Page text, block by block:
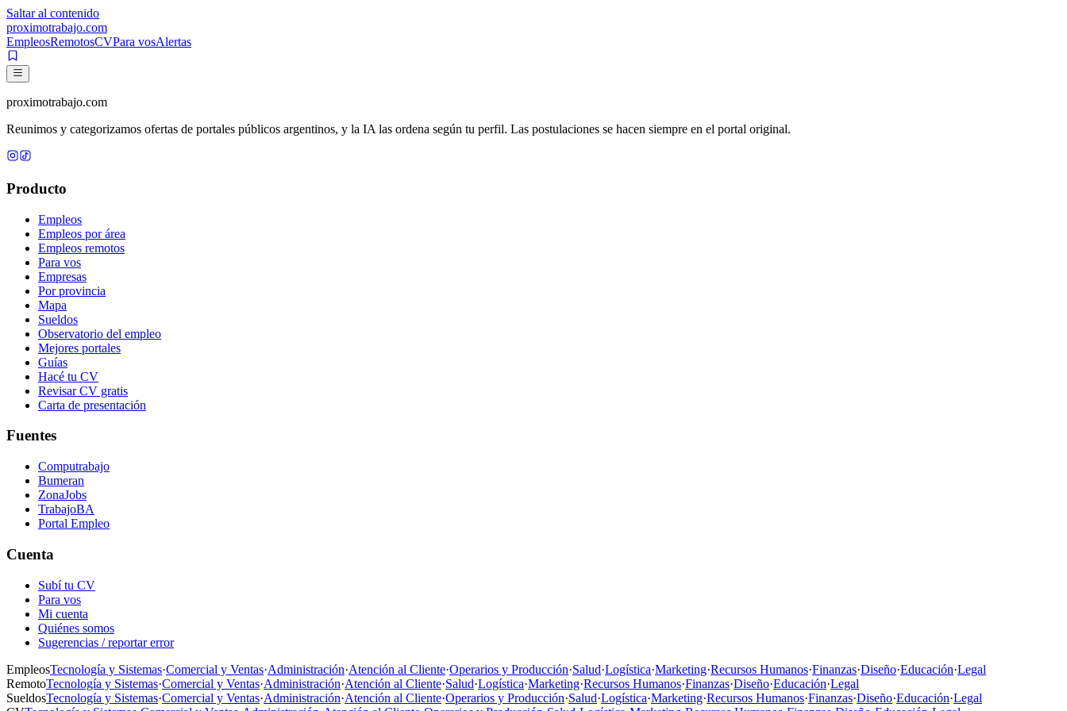
Saltar al contenido
proximotrabajo.com
EmpleosRemotosCVPara vosAlertas
proximotrabajo.com
Reunimos y categorizamos ofertas de portales públicos argentinos, y la IA las ordena según tu perfil. Las postulaciones se hacen siempre en el portal original.
Producto
Empleos
Empleos por área
Empleos remotos
Para vos
Empresas
Por provincia
Mapa
Sueldos
Observatorio del empleo
Mejores portales
Guías
Hacé tu CV
Revisar CV gratis
Carta de presentación
Fuentes
Computrabajo
Bumeran
ZonaJobs
TrabajoBA
Portal Empleo
Cuenta
Subí tu CV
Para vos
Mi cuenta
Quiénes somos
Sugerencias / reportar error
EmpleosTecnología y Sistemas·Comercial y Ventas·Administración·Atención al Cliente·Operarios y Producción·Salud·Logística·Marketing·Recursos Humanos·Finanzas·Diseño·Educación·Legal
RemotoTecnología y Sistemas·Comercial y Ventas·Administración·Atención al Cliente·Salud·Logística·Marketing·Recursos Humanos·Finanzas·Diseño·Educación·Legal
SueldosTecnología y Sistemas·Comercial y Ventas·Administración·Atención al Cliente·Operarios y Producción·Salud·Logística·Marketing·Recursos Humanos·Finanzas·Diseño·Educación·Legal